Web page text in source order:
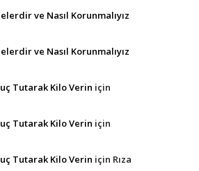
ve Nasıl Korunmalıyız
ve Nasıl Korunmalıyız
Tutarak Kilo Verin için
Tutarak Kilo Verin için
Tutarak Kilo Verin için Rıza